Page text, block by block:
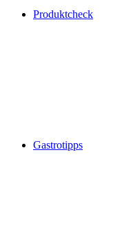
Produktcheck
Gastrotipps